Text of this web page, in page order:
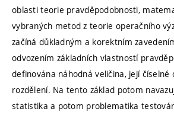
oblasti teorie pravděpodobnosti,
vybraných metod z teorie operačního
začíná důkladným a korektním
odvozením základních vlastností
definována náhodná veličina, její
rozdělení. Na tento základ potom
statistika a potom problematika